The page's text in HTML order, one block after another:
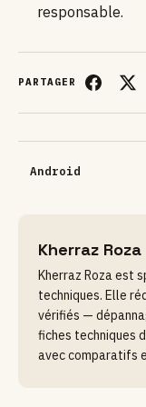
responsable.
PARTAGER
Android
Kherraz Roza
Kherraz Roza est
techniques. Elle
vérifiés —
fiches techniques
avec comparatifs